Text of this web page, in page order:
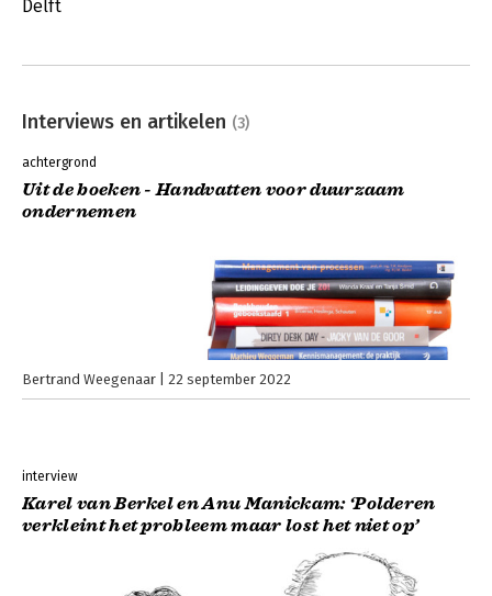
Delft
Interviews en artikelen (3)
achtergrond
Uit de boeken - Handvatten voor duurzaam
ondernemen
Bertrand Weegenaar 22 september 2022
interview
Karel van Berkel en Anu Manickam: ‘Polderen
verkleint het probleem maar lost het niet op’